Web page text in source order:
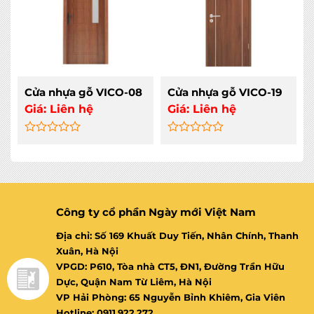
Cửa nhựa gỗ VICO-08
Giá: Liên hệ
out
of
Cửa nhựa gỗ VICO-19
Giá: Liên hệ
out
of
Công ty cổ phần Ngày mới Việt Nam
Địa chỉ: Số 169 Khuất Duy Tiến, Nhân Chính, Thanh
Xuân, Hà Nội
VPGD: P610, Tòa nhà CT5, ĐN1, Đường Trần Hữu
Dực, Quận Nam Từ Liêm, Hà Nội
VP Hải Phòng: 65 Nguyễn Bỉnh Khiêm, Gia Viên